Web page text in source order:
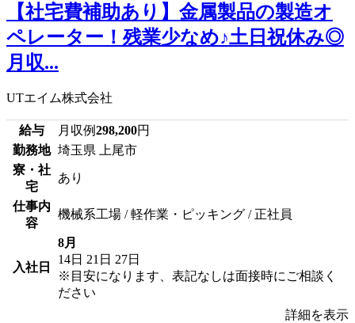
【社宅費補助あり】金属製品の製造オ
ペレーター！残業少なめ♪土日祝休み◎
月収...
UTエイム株式会社
給与 月収例298,200円
勤務地 埼玉県 上尾市
寮・社
宅
あり
仕事内
容
機械系工場 / 軽作業・ピッキング / 正社員
入社日
8月
14日 21日 27日
※目安になります、表記なしは面接時にご相談く
ださい
詳細を表示